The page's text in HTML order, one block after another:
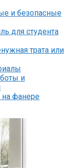
и безопасные
для студента
трата или
и
фанере